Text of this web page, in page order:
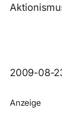
2009-08-
Anzeige